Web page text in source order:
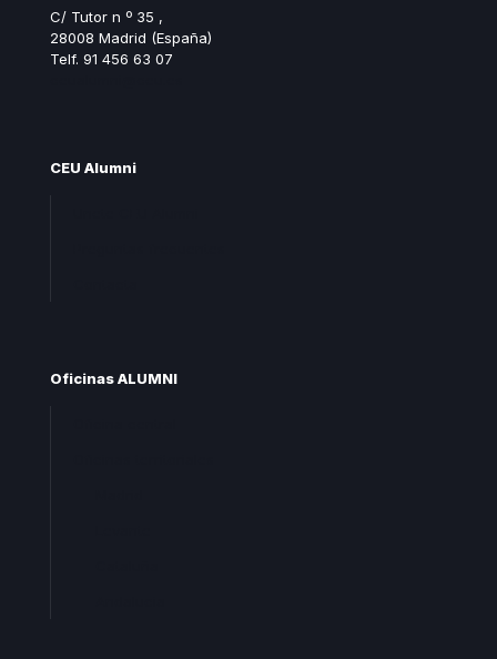
C/ Tutor n º 35 ,
28008 Madrid (España)
Telf. 91 456 63 07
CEU Alumni
Oficinas ALUMNI